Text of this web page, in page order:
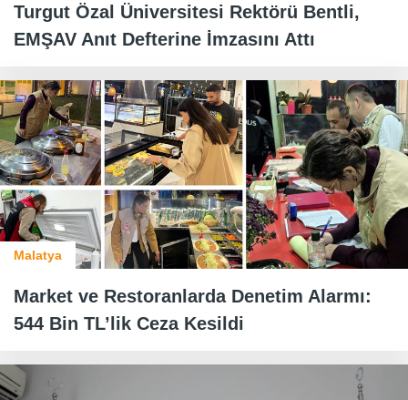
Turgut Özal Üniversitesi Rektörü Bentli,
EMŞAV Anıt Defterine İmzasını Attı
Malatya
Market ve Restoranlarda Denetim Alarmı:
544 Bin TL’lik Ceza Kesildi